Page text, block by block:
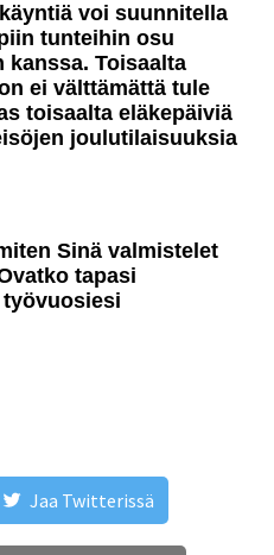
voi suunnitella
tunteihin osu
kanssa. Toisaalta
ei välttämättä tule
toisaalta eläkepäiviä
joulutilaisuuksia
Sinä valmistelet
tapasi
Jaa Twitterissä